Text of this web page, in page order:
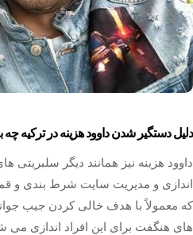
دلیل دستگیر شدن داوود هزینه در ترکیه چه
داوود هزینه نیز همانند دیگر سلبریتی
‌اندازی و مدیریت سایت شرط‌ بندی و
که معمولاً با هدف خالی کردن جیب
های هنگفت برای این افراد ‌اندازی